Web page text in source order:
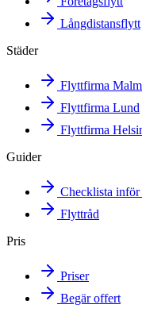
Långdistansflytt
Städer
Flyttfirma
Flyttfirma Lund
Flyttfirma
Guider
Checklista
Flyttråd
Pris
Priser
Begär offert